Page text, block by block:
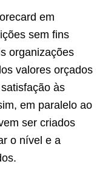
em
sem fins
organizações
valores orçados
às
em paralelo ao
ser criados
o nível e a